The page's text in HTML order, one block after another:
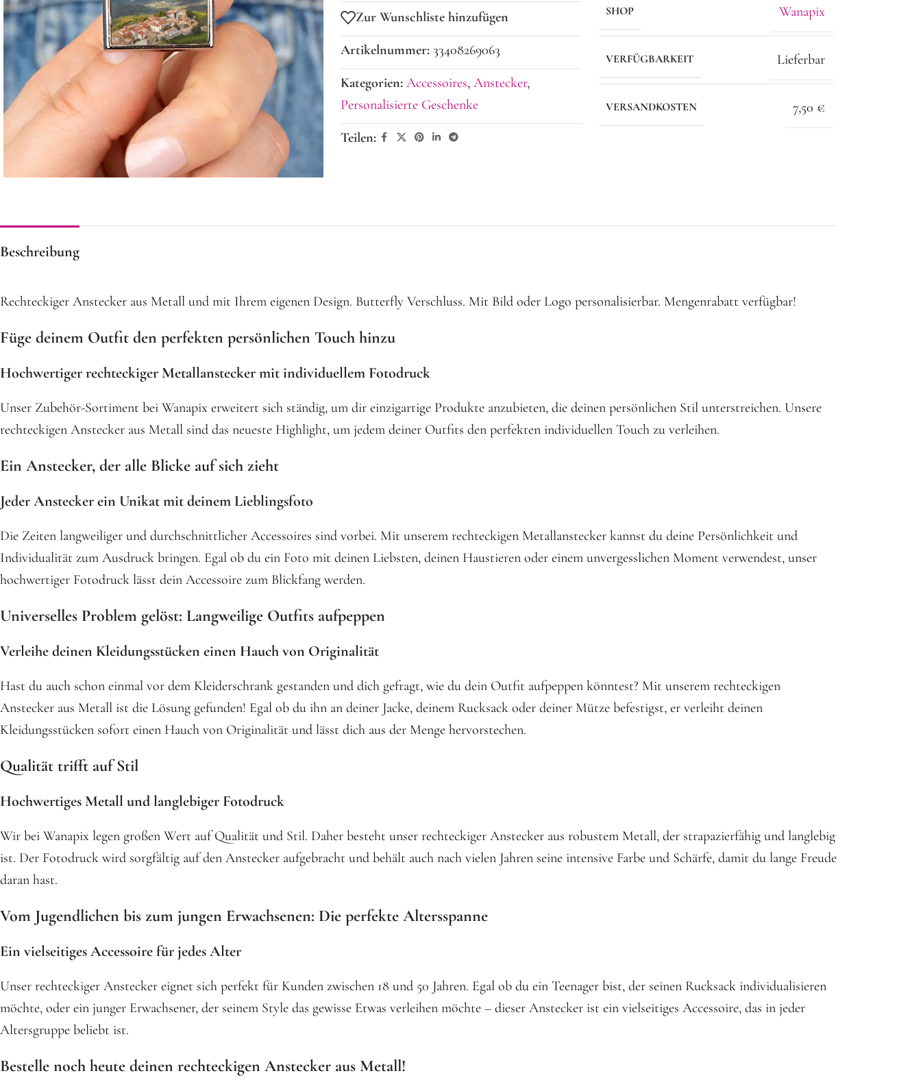
Zur Wunschliste hinzufügen
Artikelnummer: 33408269063
Kategorien: Accessoires, Anstecker,
Personalisierte Geschenke
Teilen:
SHOP Wanapix
VERFÜGBARKEIT Lieferbar
VERSANDKOSTEN 7,50 €
Beschreibung
Rechteckiger Anstecker aus Metall und mit Ihrem eigenen Design. Butterfly Verschluss. Mit Bild oder Logo personalisierbar. Mengenrabatt verfügbar!
Füge deinem Outfit den perfekten persönlichen Touch hinzu
Hochwertiger rechteckiger Metallanstecker mit individuellem Fotodruck
Unser Zubehör-Sortiment bei Wanapix erweitert sich ständig, um dir einzigartige Produkte anzubieten, die deinen persönlichen Stil unterstreichen. Unsere
rechteckigen Anstecker aus Metall sind das neueste Highlight, um jedem deiner Outfits den perfekten individuellen Touch zu verleihen.
Ein Anstecker, der alle Blicke auf sich zieht
Jeder Anstecker ein Unikat mit deinem Lieblingsfoto
Die Zeiten langweiliger und durchschnittlicher Accessoires sind vorbei. Mit unserem rechteckigen Metallanstecker kannst du deine Persönlichkeit und
Individualität zum Ausdruck bringen. Egal ob du ein Foto mit deinen Liebsten, deinen Haustieren oder einem unvergesslichen Moment verwendest, unser
hochwertiger Fotodruck lässt dein Accessoire zum Blickfang werden.
Universelles Problem gelöst: Langweilige Outfits aufpeppen
Verleihe deinen Kleidungsstücken einen Hauch von Originalität
Hast du auch schon einmal vor dem Kleiderschrank gestanden und dich gefragt, wie du dein Outfit aufpeppen könntest? Mit unserem rechteckigen
Anstecker aus Metall ist die Lösung gefunden! Egal ob du ihn an deiner Jacke, deinem Rucksack oder deiner Mütze befestigst, er verleiht deinen
Kleidungsstücken sofort einen Hauch von Originalität und lässt dich aus der Menge hervorstechen.
Qualität trifft auf Stil
Hochwertiges Metall und langlebiger Fotodruck
Wir bei Wanapix legen großen Wert auf Qualität und Stil. Daher besteht unser rechteckiger Anstecker aus robustem Metall, der strapazierfähig und langlebig
ist. Der Fotodruck wird sorgfältig auf den Anstecker aufgebracht und behält auch nach vielen Jahren seine intensive Farbe und Schärfe, damit du lange Freude
daran hast.
Vom Jugendlichen bis zum jungen Erwachsenen: Die perfekte Altersspanne
Ein vielseitiges Accessoire für jedes Alter
Unser rechteckiger Anstecker eignet sich perfekt für Kunden zwischen 18 und 50 Jahren. Egal ob du ein Teenager bist, der seinen Rucksack individualisieren
möchte, oder ein junger Erwachsener, der seinem Style das gewisse Etwas verleihen möchte – dieser Anstecker ist ein vielseitiges Accessoire, das in jeder
Altersgruppe beliebt ist.
Bestelle noch heute deinen rechteckigen Anstecker aus Metall!